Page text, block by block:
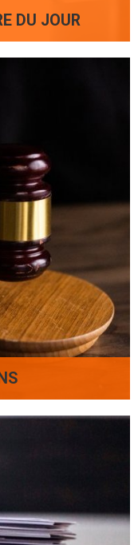
DU JOUR